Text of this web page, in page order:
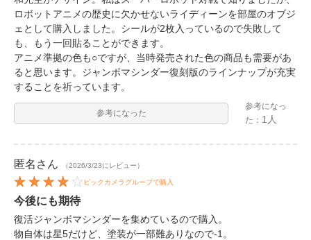
ロボットアニメの歴史に欠かせないライディーンを部屋のオブジ
ェとして購入しました。シールが2枚入っているので失敗して
も、もう一回貼ることができます。
アニメ準拠の色も○ですが、当時発売された色の商品も需要があ
ると思います。ジャンボマシンダー復刻版のラインナップが充実
することを祈っています。
参考になった
参考になっ
た： 1人
匿名 さん （2026/3/23にレビュー）
ビックカメラグループで購入
今後にも期待
復活ジャンボマシンダーを集めているので購入。
物自体は星5だけど、塗装が一部難ありなので-1。